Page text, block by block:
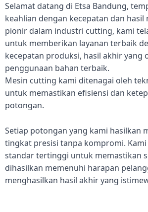
Selamat datang di Etsa Bandung,
keahlian dengan kecepatan dan hasil
pionir dalam industri cutting, kami
untuk memberikan layanan terbaik
kecepatan produksi, hasil akhir yang
penggunaan bahan terbaik.
Mesin cutting kami ditenagai oleh
untuk memastikan efisiensi dan
potongan.
Setiap potongan yang kami hasilkan
tingkat presisi tanpa kompromi.
standar tertinggi untuk memastikan
dihasilkan memenuhi harapan
menghasilkan hasil akhir yang